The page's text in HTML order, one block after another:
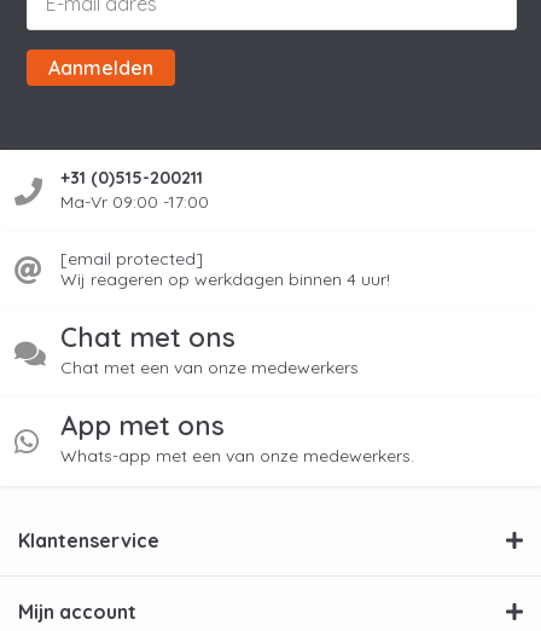
Aanmelden
+31 (0)515-200211
Ma-Vr 09:00 -17:00
[email protected]
Wij reageren op werkdagen binnen 4 uur!
Chat met ons
Chat met een van onze medewerkers
App met ons
Whats-app met een van onze medewerkers.
Klantenservice
Mijn account